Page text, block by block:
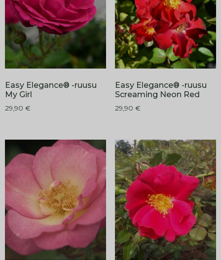
Easy Elegance® -ruusu
My Girl
29,90 €
Easy Elegance® -ruusu
Screaming Neon Red
29,90 €